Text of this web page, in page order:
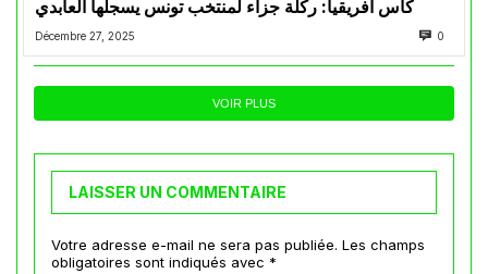
كأس افريقيا: ركلة جزاء لمنتخب تونس يسجلها العابدي
Décembre 27, 2025 0
VOIR PLUS
LAISSER UN COMMENTAIRE
Votre adresse e-mail ne sera pas publiée. Les champs
obligatoires sont indiqués avec *